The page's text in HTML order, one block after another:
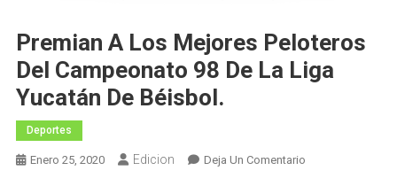
Premian A Los Mejores Peloteros
Del Campeonato 98 De La Liga
Yucatán De Béisbol.
Deportes
Enero 25, 2020 Edicion Deja Un ComentarioEn